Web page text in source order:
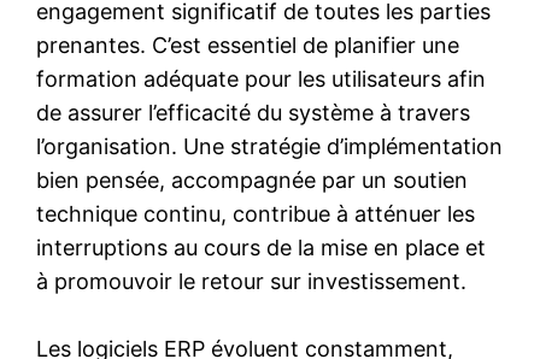
engagement significatif de toutes les parties
prenantes. C’est essentiel de planifier une
formation adéquate pour les utilisateurs afin
de assurer l’efficacité du système à travers
l’organisation. Une stratégie d’implémentation
bien pensée, accompagnée par un soutien
technique continu, contribue à atténuer les
interruptions au cours de la mise en place et
à promouvoir le retour sur investissement.
Les logiciels ERP évoluent constamment,